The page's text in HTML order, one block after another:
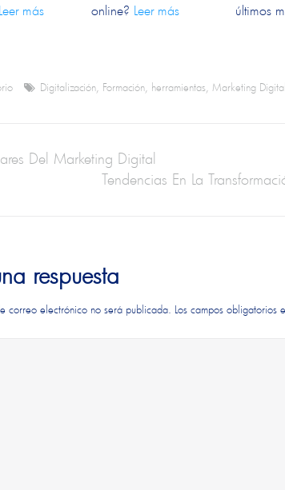
Leer más
online? Leer más
últimos
Digitalización, Formación, herramientas,Marketing Digital
Del Marketing Digital
Tendencias En La
respuesta
correo electrónico no será publicada. Los campos obligatorios